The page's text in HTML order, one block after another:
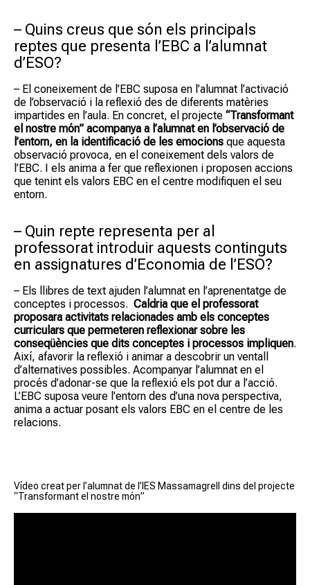
– Quins creus que són els principals
reptes que presenta l’EBC a l’alumnat
d’ESO?
– El coneixement de l’EBC suposa en l’alumnat l’activació
de l’observació i la reflexió des de diferents matèries
impartides en l’aula. En concret, el projecte “Transformant
el nostre món” acompanya a l’alumnat en l’observació de
l’entorn, en la identificació de les emocions que aquesta
observació provoca, en el coneixement dels valors de
l’EBC. I els anima a fer que reflexionen i proposen accions
que tenint els valors EBC en el centre modifiquen el seu
entorn.
– Quin repte representa per al
professorat introduir aquests continguts
en assignatures d’Economia de l’ESO?
– Els llibres de text ajuden l’alumnat en l’aprenentatge de
conceptes i processos. Caldria que el professorat
proposara activitats relacionades amb els conceptes
curriculars que permeteren reflexionar sobre les
conseqüències que dits conceptes i processos impliquen.
Així, afavorir la reflexió i animar a descobrir un ventall
d’alternatives possibles. Acompanyar l’alumnat en el
procés d’adonar-se que la reflexió els pot dur a l’acció.
L’EBC suposa veure l’entorn des d’una nova perspectiva,
anima a actuar posant els valors EBC en el centre de les
relacions.
Vídeo creat per l’alumnat de l’IES Massamagrell dins del projecte
“Transformant el nostre món”